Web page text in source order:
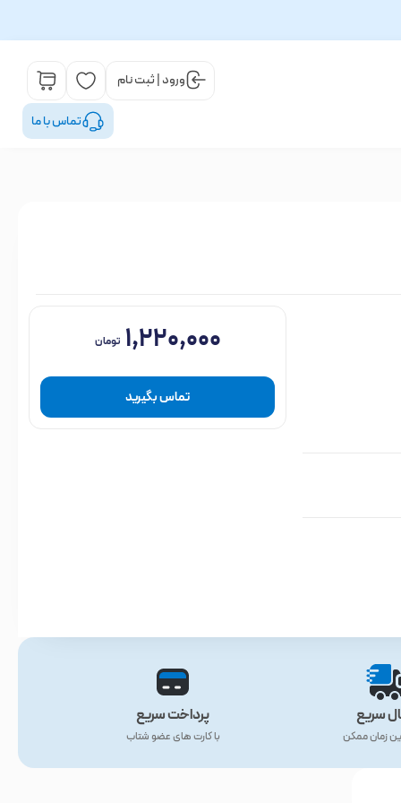
ورود | ثبت نام
تماس با ما
۱,۲۲۰,۰۰۰ تومان
تماس بگیرید
سریع
زمان ممکن
پرداخت سریع
با کارت های عضو شتاب